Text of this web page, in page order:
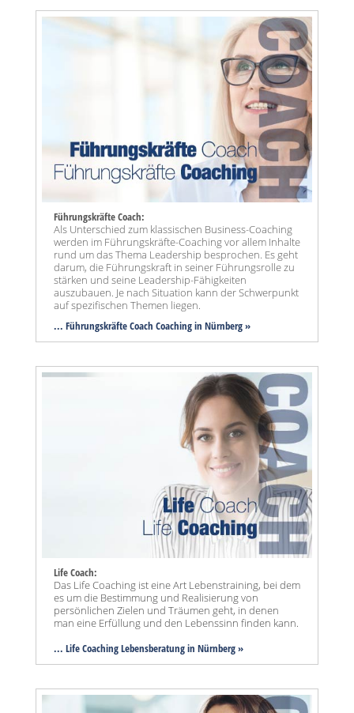
Führungskräfte Coach:
Als Unterschied zum klassischen Business-Coaching
werden im Führungskräfte-Coaching vor allem Inhalte
rund um das Thema Leadership besprochen. Es geht
darum, die Führungskraft in seiner Führungsrolle zu
stärken und seine Leadership-Fähigkeiten
auszubauen. Je nach Situation kann der Schwerpunkt
auf spezifischen Themen liegen.
... Führungskräfte Coach Coaching in Nürnberg »
Life Coach:
Das Life Coaching ist eine Art Lebenstraining, bei dem
es um die Bestimmung und Realisierung von
persönlichen Zielen und Träumen geht, in denen
man eine Erfüllung und den Lebenssinn finden kann.
... Life Coaching Lebensberatung in Nürnberg »